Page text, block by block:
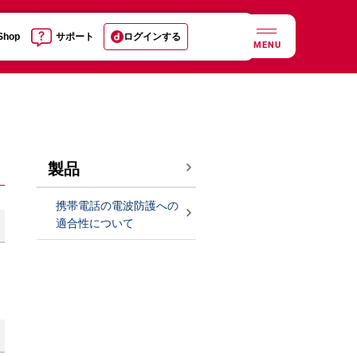
サポート ログインする
MENU
製品
携帯電話の電波防護への
適合性について